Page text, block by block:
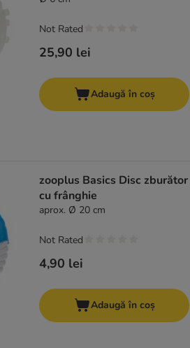
25,90 lei
Not Rated
Adaugă în coș
zooplus Basics Disc zburător
cu frânghie
aprox. Ø 20 cm
4,90 lei
Not Rated
Adaugă în coș